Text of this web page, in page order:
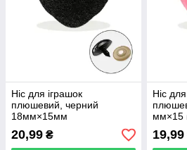
Ніс для іграшок
плюшевий, черний
18мм×15мм
20,99 ₴
Ніс
мм×15
19,99